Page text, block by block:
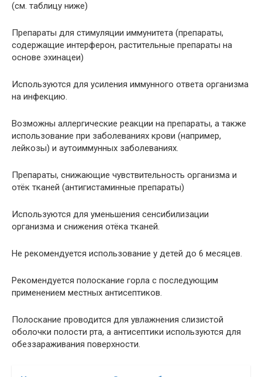
(см. таблицу ниже)
Препараты для стимуляции иммунитета (препараты,
содержащие интерферон, растительные препараты на
основе эхинацеи)
Используются для усиления иммунного ответа организма
на инфекцию.
Возможны аллергические реакции на препараты, а также
использование при заболеваниях крови (например,
лейкозы) и аутоиммунных заболеваниях.
Препараты, снижающие чувствительность организма и
отёк тканей (антигистаминные препараты)
Используются для уменьшения сенсибилизации
организма и снижения отёка тканей.
Не рекомендуется использование у детей до 6 месяцев.
Рекомендуется полоскание горла с последующим
применением местных антисептиков.
Полоскание проводится для увлажнения слизистой
оболочки полости рта, а антисептики используются для
обеззараживания поверхности.